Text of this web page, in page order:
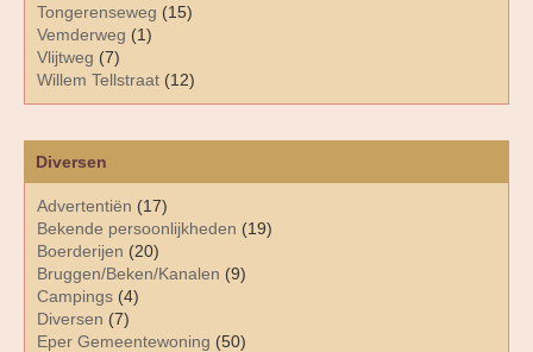
Diversen
Advertentiën (17)
Bekende persoonlijkheden (19)
Boerderijen (20)
Bruggen/Beken/Kanalen (9)
Campings (4)
Diversen (7)
Eper Gemeentewoning (50)
Tongerenseweg (15)
Vemderweg (1)
Vlijtweg (7)
Willem Tellstraat (12)